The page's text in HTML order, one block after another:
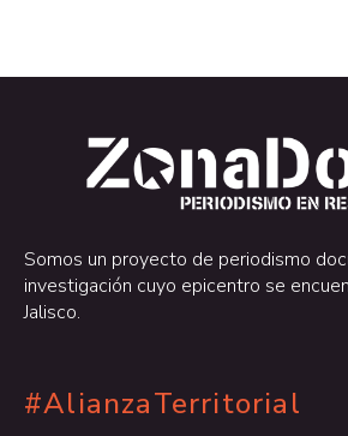
Somos un proyecto de periodismo
investigación cuyo epicentro se
Jalisco.
#AlianzaTerritorial